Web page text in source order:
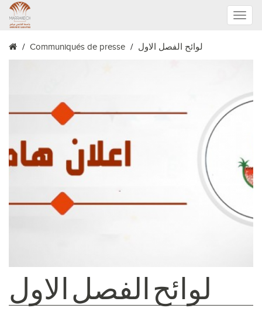
Toggle
Communiqués de presse لوائح الفصل الاول
لوائح الفصل الاول